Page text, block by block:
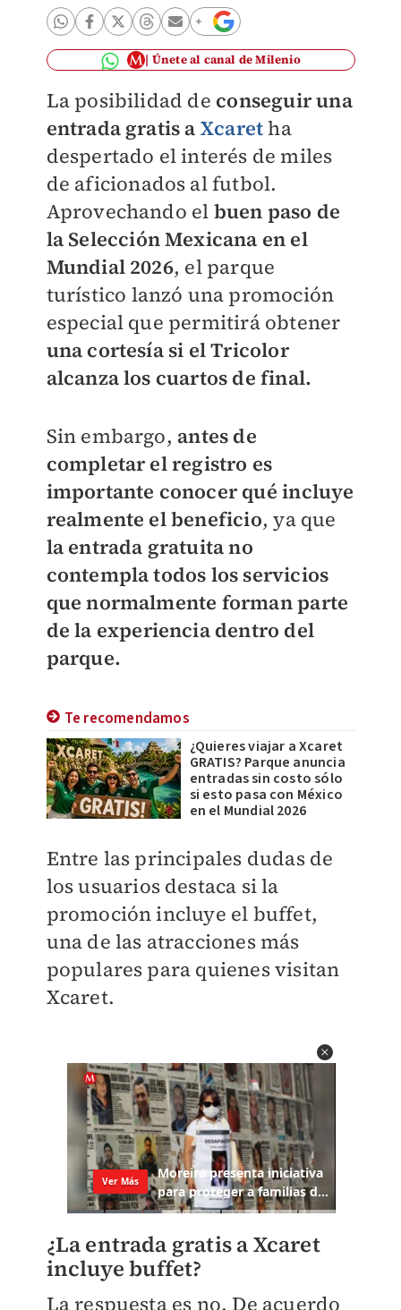
Únete al canal de Milenio
La posibilidad de conseguir una
entrada gratis a Xcaretha
despertado el interés de miles
de aficionados al futbol.
Aprovechando el buen paso de
la Selección Mexicana en el
Mundial 2026, el parque
turístico lanzó una promoción
especial que permitirá obtener
una cortesía si el Tricolor
alcanza los cuartos de final.
Sin embargo, antes de
completar el registro es
importante conocer qué incluye
realmente el beneficio, ya que
la entrada gratuita no
contempla todos los servicios
que normalmente forman parte
de la experiencia dentro del
parque.
Te recomendamos
¿Quieres viajar a Xcaret
GRATIS? Parque anuncia
entradas sin costo sólo
si esto pasa con México
en el Mundial 2026
Entre las principales dudas de
los usuarios destaca si la
promoción incluye el buffet,
una de las atracciones más
populares para quienes visitan
Xcaret.
¿La entrada gratis a Xcaret
incluye buffet?
La respuesta es no. De acuerdo